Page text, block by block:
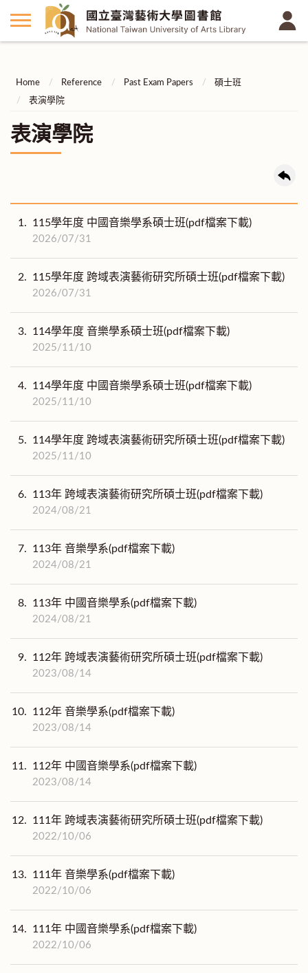
Home Reference Past Exam Papers
碩士班
表演學院
表演學院
1. 115學年度 中國音樂學系碩士班(pdf檔案下載)
2026/07/31
2. 115學年度 跨域表演藝術研究所碩士班(pdf檔案下載)
2026/07/31
3. 114學年度 音樂學系碩士班(pdf檔案下載)
2025/11/10
4. 114學年度 中國音樂學系碩士班(pdf檔案下載)
2025/11/10
5. 114學年度 跨域表演藝術研究所碩士班(pdf檔案下載)
2025/11/10
6. 113年 跨域表演藝術研究所碩士班(pdf檔案下載)
2024/08/21
7. 113年 音樂學系(pdf檔案下載)
2024/08/21
8. 113年 中國音樂學系(pdf檔案下載)
2024/08/21
9. 112年 跨域表演藝術研究所碩士班(pdf檔案下載)
2023/08/14
10. 112年 音樂學系(pdf檔案下載)
2023/08/14
11. 112年 中國音樂學系(pdf檔案下載)
2023/08/14
12. 111年 跨域表演藝術研究所碩士班(pdf檔案下載)
2022/10/06
13. 111年 音樂學系(pdf檔案下載)
2022/10/06
14. 111年 中國音樂學系(pdf檔案下載)
2022/10/06